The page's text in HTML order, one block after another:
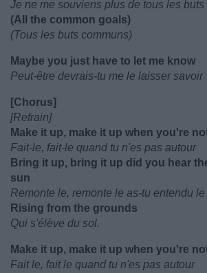
Je ne me souviens plus de tous les buts
(All the common goals)
(Tous les buts communs)
Maybe you just have to let me know
Peut-être devrais-tu me le laisser savoir
[Chorus]
[Refrain]
Make it up, make it up when you're
Fait-le, fait-le quand tu n'es pas autour
Bring it up, bring it up did you hear
sun
Remonte le, remonte le as-tu entendu
Rising from the grounds
Qui s'élève du sol.
Make it up, make it up when you're
Fait le, fait le quand tu n'es pas autour